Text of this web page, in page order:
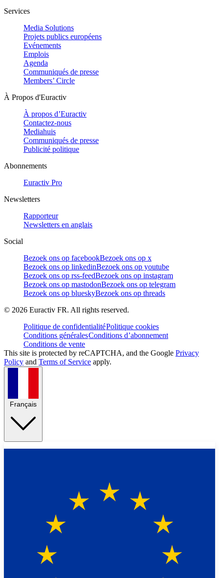
Services
Media Solutions
Projets publics européens
Evénements
Emplois
Agenda
Communiqués de presse
Members’ Circle
À Propos d'Euractiv
À propos d’Euractiv
Contactez-nous
Mediahuis
Communiqués de presse
Publicité politique
Abonnements
Euractiv Pro
Newsletters
Rapporteur
Newsletters en anglais
Social
Bezoek ons op facebookBezoek ons op x
Bezoek ons op linkedinBezoek ons op youtube
Bezoek ons op rss-feedBezoek ons op instagram
Bezoek ons op mastodonBezoek ons op telegram
Bezoek ons op blueskyBezoek ons op threads
© 2026 Euractiv FR. All rights reserved.
Politique de confidentialitéPolitique cookies
Conditions généralesConditions d’abonnement
Conditions de vente
This site is protected by reCAPTCHA, and the Google Privacy
Policy and Terms of Service apply.
Français